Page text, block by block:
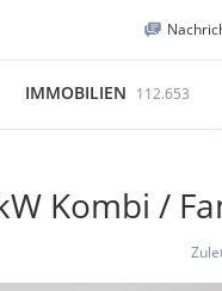
IMMOBILIEN 112.653
Kombi /